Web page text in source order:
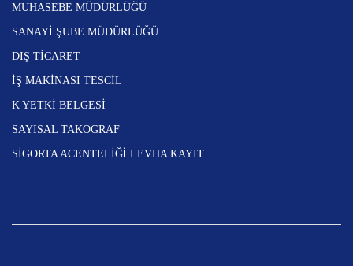
MUHASEBE MÜDÜRLÜĞÜ
SANAYİ ŞUBE MÜDÜRLÜĞÜ
DIŞ TİCARET
İŞ MAKİNASI TESCİL
K YETKİ BELGESİ
SAYISAL TAKOGRAF
SİGORTA ACENTELİĞİ LEVHA KAYIT